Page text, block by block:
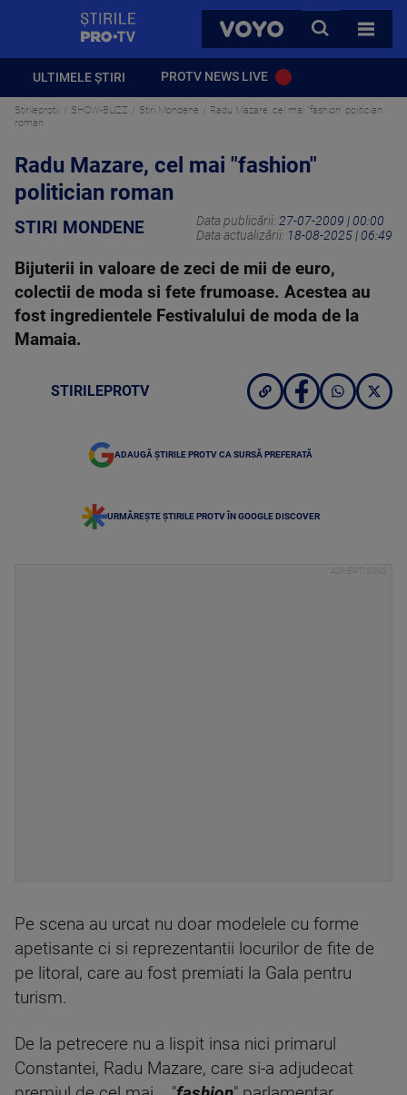
VOYO
CAUTA
TOATE
ULTIMELE ȘTIRI PROTV NEWS LIVE
Stirileprotv SHOW-BUZZ Stiri Mondene
Radu Mazare, cel mai "fashion" politician
roman
Radu Mazare, cel mai "fashion"
politician roman
STIRI MONDENE Data publicării: 27-07-2009 | 00:00
Data actualizării: 18-08-2025 | 06:49
Bijuterii in valoare de zeci de mii de euro,
colectii de moda si fete frumoase. Acestea au
fost ingredientele Festivalului de moda de la
Mamaia.
STIRILEPROTV
ADAUGĂ ȘTIRILE PROTV CA SURSĂ PREFERATĂ
URMĂREȘTE ȘTIRILE PROTV ÎN GOOGLE DISCOVER
Pe scena au urcat nu doar modelele cu forme
apetisante ci si reprezentantii locurilor de fite de
pe litoral, care au fost premiati la Gala pentru
turism.
De la petrecere nu a lispit insa nici primarul
Constantei, Radu Mazare, care si-a adjudecat